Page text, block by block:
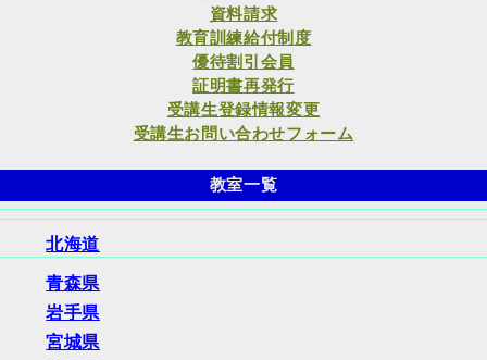
資料請求
教育訓練給付制度
優待割引会員
証明書再発行
受講生登録情報変更
受講生お問い合わせフォーム
教室一覧
北海道
青森県
岩手県
宮城県